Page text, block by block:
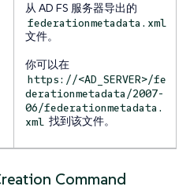
从 AD FS 服务器导出的
federationmetadata.xml
文件。
你可以在
https://<AD_SERVER>/fe
derationmetadata/2007-
06/federationmetadata.
xml 找到该文件。
Command